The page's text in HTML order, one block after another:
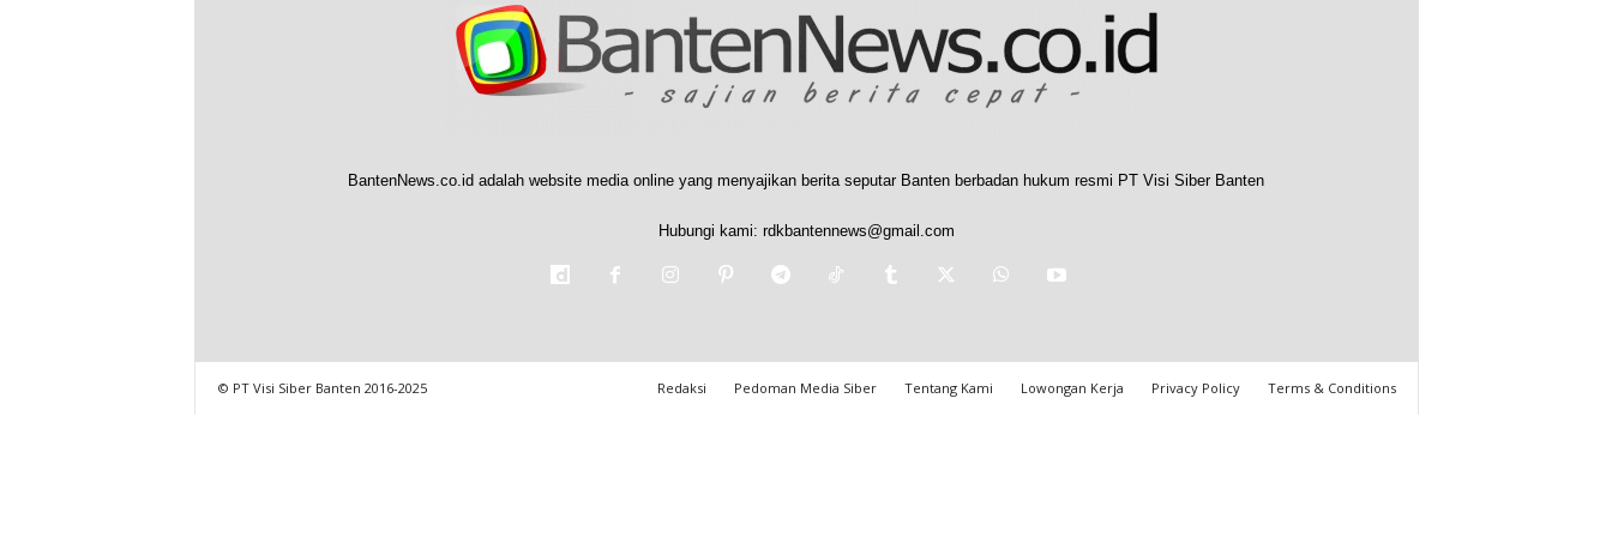
BantenNews.co.id adalah website media online yang menyajikan berita seputar Banten berbadan hukum resmi PT Visi Siber Banten
Hubungi kami: rdkbantennews@gmail.com
Redaksi Pedoman Media Siber Tentang Kami Lowongan Kerja Privacy Policy Terms & Conditions
© PT Visi Siber Banten 2016-2025